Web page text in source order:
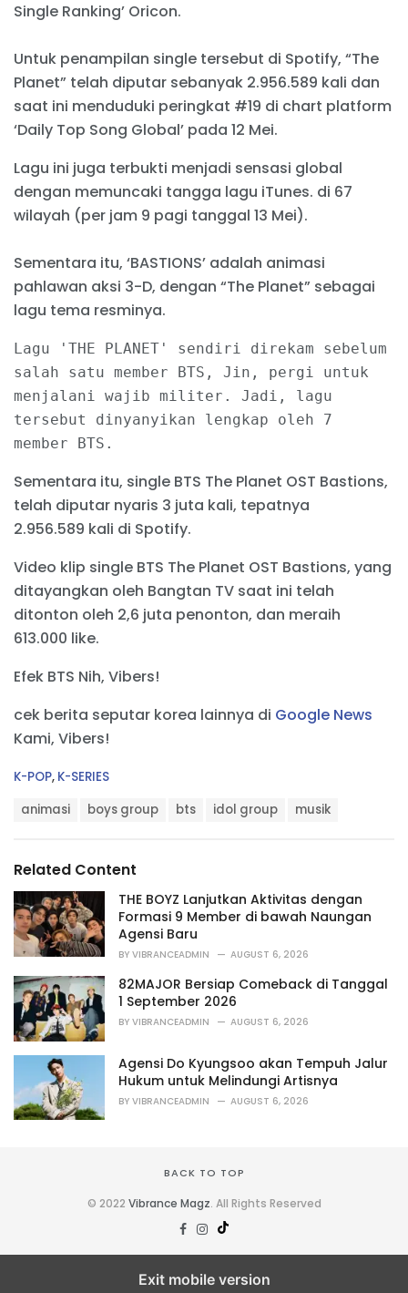
Single Ranking’ Oricon.
Untuk penampilan single tersebut di Spotify, “The
Planet” telah diputar sebanyak 2.956.589 kali dan
saat ini menduduki peringkat #19 di chart platform
‘Daily Top Song Global’ pada 12 Mei.
Lagu ini juga terbukti menjadi sensasi global
dengan memuncaki tangga lagu iTunes. di 67
wilayah (per jam 9 pagi tanggal 13 Mei).
Sementara itu, ‘BASTIONS’ adalah animasi
pahlawan aksi 3-D, dengan “The Planet” sebagai
lagu tema resminya.
Lagu 'THE PLANET' sendiri direkam sebelum
salah satu member BTS, Jin, pergi untuk
menjalani wajib militer. Jadi, lagu
tersebut dinyanyikan lengkap oleh 7
member BTS.
Sementara itu, single BTS The Planet OST Bastions,
telah diputar nyaris 3 juta kali, tepatnya
2.956.589 kali di Spotify.
Video klip single BTS The Planet OST Bastions, yang
ditayangkan oleh Bangtan TV saat ini telah
ditonton oleh 2,6 juta penonton, dan meraih
613.000 like.
Efek BTS Nih, Vibers!
cek berita seputar korea lainnya di Google News
Kami, Vibers!
C
r
i
e
s
:
K-POP, K-SERIES
:
animasi boys group bts idol group musik
Related Content
THE BOYZ Lanjutkan Aktivitas dengan
Formasi 9 Member di bawah Naungan
Agensi Baru
BY VIBRANCEADMIN AUGUST 6, 2026
82MAJOR Bersiap Comeback di Tanggal
1 September 2026
BY VIBRANCEADMIN AUGUST 6, 2026
Agensi Do Kyungsoo akan Tempuh Jalur
Hukum untuk Melindungi Artisnya
BY VIBRANCEADMIN AUGUST 6, 2026
BACK TO TOP
© 2022 Vibrance Magz. All Rights Reserved
Exit mobile version